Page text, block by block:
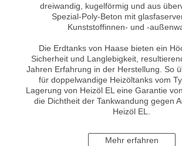
dreiwandig, kugelförmig und aus
Spezial-Poly-Beton mit
Kunststoffinnen- und -
Die Erdtanks von Haase bieten ein
Sicherheit und Langlebigkeit,
Jahren Erfahrung in der Herstellung. So
für doppelwandige Heizöltanks vom
Lagerung von Heizöl EL eine Garantie
die Dichtheit der Tankwandung gegen
Heizöl EL.
Mehr erfahren